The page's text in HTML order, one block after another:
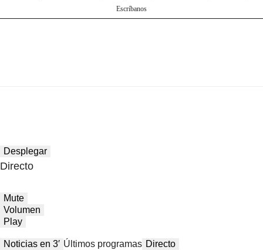
Escríbanos
Desplegar
Directo
Mute
Volumen
Play
Noticias en 3′ Últimos programas Directo